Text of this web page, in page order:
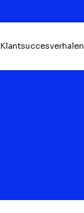
Klantsuccesverhalen